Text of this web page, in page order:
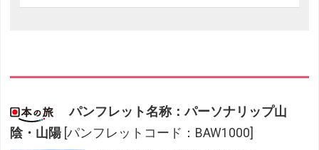
パンフレット名称：パーソナリップ山
陰・山陽 [パンフレットコード：BAW1000]